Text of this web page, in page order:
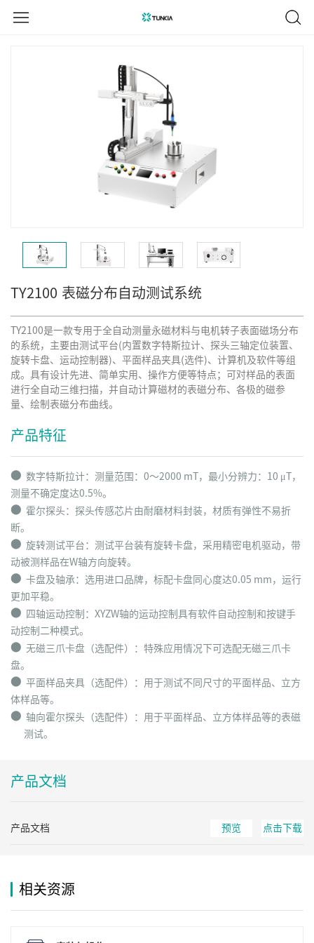
TY2100 表磁分布自动测试系统
TY2100是一款专用于全自动测量永磁材料与电机转子表面磁场分布
的系统，主要由测试平台(内置数字特斯拉计、探头三轴定位装置、
旋转卡盘、运动控制器)、平面样品夹具(选件)、计算机及软件等组
成。具有设计先进、简单实用、操作方便等特点；可对样品的表面
进行全自动三维扫描，并自动计算磁材的表磁分布、各极的磁参
量、绘制表磁分布曲线。
产品特征
⬤ 数字特斯拉计：测量范围：0～2000 mT，最小分辨力：10 μT，
测量不确定度达0.5%。
⬤ 霍尔探头：探头传感芯片由耐磨材料封装，材质有弹性不易折
断。
⬤ 旋转测试平台：测试平台装有旋转卡盘，采用精密电机驱动，带
动被测样品在W轴方向旋转。
⬤ 卡盘及轴承：选用进口品牌，标配卡盘同心度达0.05 mm，运行
更加平稳。
⬤
四轴运动控制：XYZW轴的运动控制具有软件自动控制和按键手
动控制二种模式。
⬤ 无磁三爪卡盘（选配件）：特殊应用情况下可选配无磁三爪卡
盘。
⬤ 平面样品夹具（选配件）：用于测试不同尺寸的平面样品、立方
体样品等。
⬤ 轴向霍尔探头（选配件）：用于平面样品、立方体样品等的表磁
测试。
产品文档
产品文档 预览 点击下载
相关资源